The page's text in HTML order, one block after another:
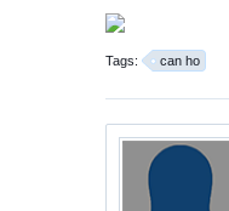
Tags: can ho